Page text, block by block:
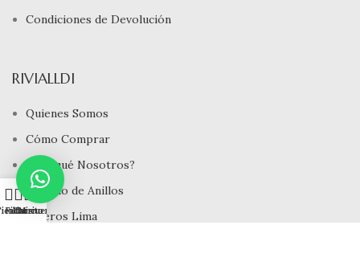
Condiciones de Devolución
RIVIALLDI
Quienes Somos
Cómo Comprar
¿ Porqué Nosotros?
Tamaño de Anillos
Joyeros Lima
Filtros
Carrito
Mi cuenta